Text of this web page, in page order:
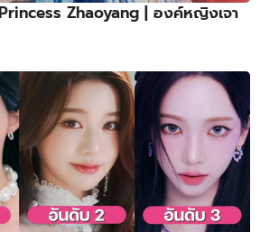
Zhaoyang | องค์หญิงเจา